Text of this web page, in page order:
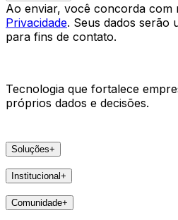
Ao enviar, você concorda com
Privacidade. Seus dados serão
para fins de contato.
Tecnologia que fortalece
próprios dados e decisões.
Soluções+
Produtos
arc
Institucional +
A Areco
Comunidade+